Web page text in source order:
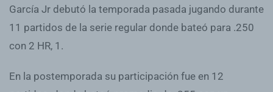
García Jr debutó la temporada pasada jugando durante
11 partidos de la serie regular donde bateó para .250
con 2 HR, 1.
En la postemporada su participación fue en 12